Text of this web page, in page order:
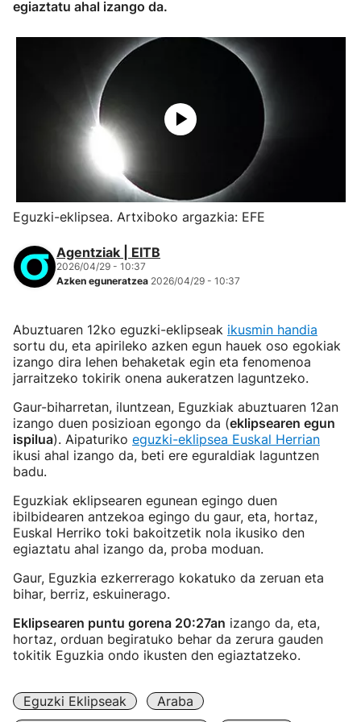
egiaztatu ahal izango da.
Eguzki-eklipsea. Artxiboko argazkia: EFE
Agentziak | EITB
2026/04/29 - 10:37
Azken eguneratzea 2026/04/29 - 10:37
Abuztuaren 12ko eguzki-eklipseak ikusmin handia
sortu du, eta apirileko azken egun hauek oso egokiak
izango dira lehen behaketak egin eta fenomenoa
jarraitzeko tokirik onena aukeratzen laguntzeko.
Gaur-biharretan, iluntzean, Eguzkiak abuztuaren 12an
izango duen posizioan egongo da (eklipsearen egun
ispilua). Aipaturiko eguzki-eklipsea Euskal Herrian
ikusi ahal izango da, beti ere eguraldiak laguntzen
badu.
Eguzkiak eklipsearen egunean egingo duen
ibilbidearen antzekoa egingo du gaur, eta, hortaz,
Euskal Herriko toki bakoitzetik nola ikusiko den
egiaztatu ahal izango da, proba moduan.
Gaur, Eguzkia ezkerrerago kokatuko da zeruan eta
bihar, berriz, eskuinerago.
Eklipsearen puntu gorena 20:27an izango da, eta,
hortaz, orduan begiratuko behar da zerura gauden
tokitik Eguzkia ondo ikusten den egiaztatzeko.
Eguzki Eklipseak
Araba